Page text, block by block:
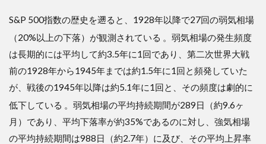
S&P 500指数の歴史を遡ると、1928年以降で27回の弱気相場
（20%以上の下落）が観測されている 。弱気相場の発生頻度
は長期的には平均して約3.5年に1回であり、第二次世界大戦
前の1928年から1945年までは約1.5年に1回と頻発していた
が、戦後の1945年以降は約5.1年に1回と、その頻度は劇的に
低下している 。弱気相場の平均持続期間が289日（約9.6ヶ
月）であり、平均下落率が約35%であるのに対し、強気相場
の平均持続期間は988日（約2.7年）に及び、その平均上昇率